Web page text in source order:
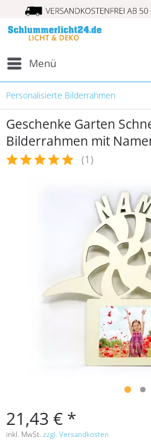
Menü
Personalisierte Bilderrahmen
Geschenke Garten
Bilderrahmen mit
(1)
21,43 € *
inkl. MwSt. zzgl. Versandkosten